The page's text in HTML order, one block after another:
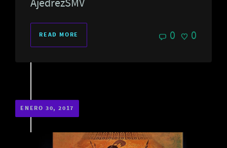
AjedrezSMV
READ MORE 0 0
ENERO 30, 2017